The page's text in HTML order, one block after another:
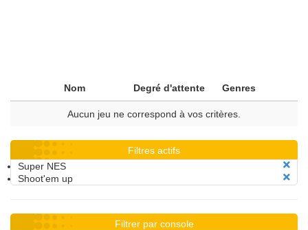
Nom Degré d'attente Genres
Aucun jeu ne correspond à vos critères.
Filtres actifs
Super NES
Shoot'em up
Filtrer par console